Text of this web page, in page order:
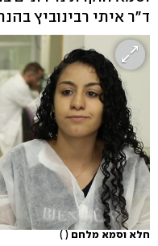
ד"ר איתי רבינוביץ
חלא וסמא מלחם ( )